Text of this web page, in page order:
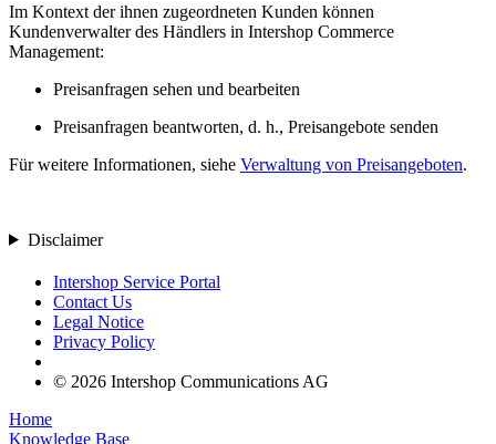
Im Kontext der ihnen zugeordneten Kunden können
Kundenverwalter des Händlers in Intershop Commerce
Management:
Preisanfragen sehen und bearbeiten
Preisanfragen beantworten, d. h., Preisangebote senden
Für weitere Informationen, siehe Verwaltung von Preisangeboten.
Disclaimer
Intershop Service Portal
Contact Us
Legal Notice
Privacy Policy
© 2026 Intershop Communications AG
Home
Knowledge Base